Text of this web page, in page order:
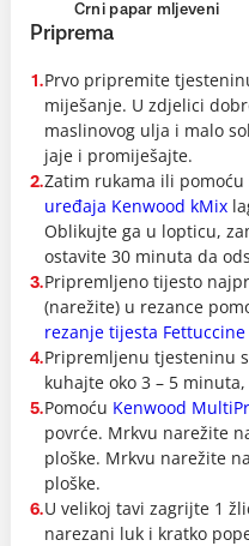
Crni papar mljeveni
Priprema
1.Prvo pripremite
miješanje. U zdjelici
maslinovog ulja i malo
jaje i promiješajte.
2.Zatim rukama ili pomoću
uređaja Kenwood kMix
Oblikujte ga u lopticu,
ostavite 30 minuta da
3.Pripremljeno tijesto
(narežite) u rezance
rezanje tijesta Fettuccine
4.Pripremljenu tjesteninu
kuhajte oko 3 – 5
5.Pomoću Kenwood
povrće. Mrkvu narežite
ploške. Mrkvu narežite
ploške.
6.U velikoj tavi zagrijte 1
narezani luk i kratko